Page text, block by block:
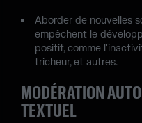
Aborder de nouvelles
empêchent le
positif, comme
tricheur, et autres.
MODÉRATION
TEXTUEL